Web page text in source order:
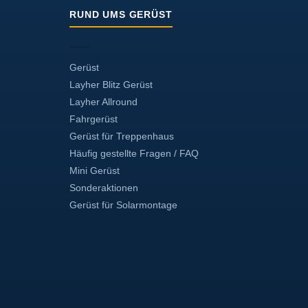
RUND UMS GERÜST
Gerüst
Layher Blitz Gerüst
Layher Allround
Fahrgerüst
Gerüst für Treppenhaus
Häufig gestellte Fragen / FAQ
Mini Gerüst
Sonderaktionen
Gerüst für Solarmontage